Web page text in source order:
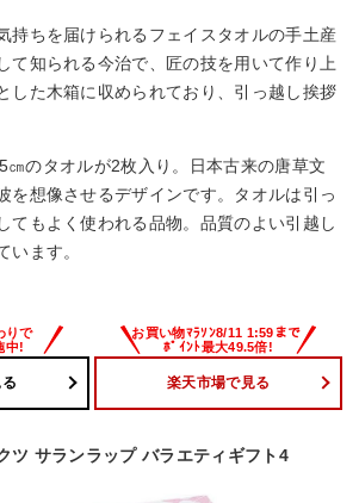
持ちを届けられるフェイスタオルの手土産
て知られる今治で、匠の技を用いて作り上
した木箱に収められており、引っ越し挨拶
㎝のタオルが2枚入り。日本古来の唐草文
を想像させるデザインです。タオルは引っ
てもよく使われる品物。品質のよい引越し
います。
楽天市場で見る
ツ サランラップ バラエティギフト4